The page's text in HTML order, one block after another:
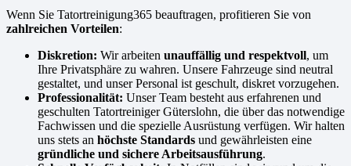
Wenn Sie Tatortreinigung365 beauftragen, profitieren Sie von
zahlreichen Vorteilen:
Diskretion: Wir arbeiten unauffällig und respektvoll, um
Ihre Privatsphäre zu wahren. Unsere Fahrzeuge sind neutral
gestaltet, und unser Personal ist geschult, diskret vorzugehen.
Professionalität: Unser Team besteht aus erfahrenen und
geschulten Tatortreiniger Güterslohn, die über das notwendige
Fachwissen und die spezielle Ausrüstung verfügen. Wir halten
uns stets an höchste Standards und gewährleisten eine
gründliche und sichere Arbeitsausführung.